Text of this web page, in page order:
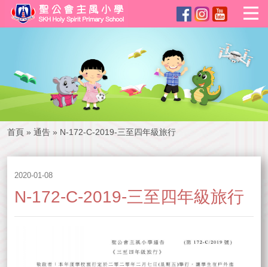
首頁 » 通告 » N-172-C-2019-三至四年級旅行
2020-01-08
N-172-C-2019-三至四年級旅行